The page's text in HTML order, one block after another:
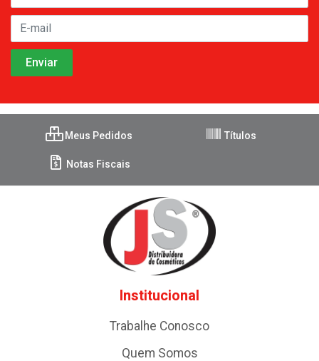
Meus Pedidos Títulos
Notas Fiscais
Institucional
Trabalhe Conosco
Quem Somos